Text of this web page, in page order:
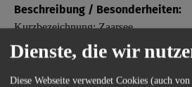
Beschreibung / Besonderheiten:
Kurzbezeichnung: Zaarsee
Bezeichnung: Zaarsee
Dienste, die wir
Diese Webseite verwendet Cookies (auch